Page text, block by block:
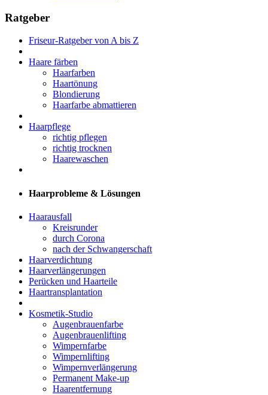
Ratgeber
Friseur-Ratgeber von A bis Z
Haare färben
Haarfarben
Haartönung
Blondierung
Haarfarbe abmattieren
Haarpflege
richtig pflegen
richtig trocknen
Haarewaschen
Haarprobleme & Lösungen
Haarausfall
Kreisrunder
durch Corona
nach der Schwangerschaft
Haarverdichtung
Haarverlängerungen
Perücken und Haarteile
Haartransplantation
Kosmetik-Studio
Augenbrauenfarbe
Augenbrauenlifting
Wimpernfarbe
Wimpernlifting
Wimpernverlängerung
Permanent Make-up
Haarentfernung